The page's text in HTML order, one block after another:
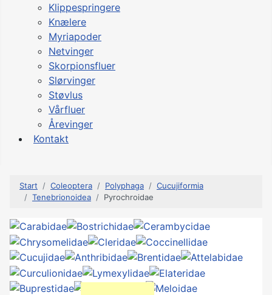
Klippespringere
Knælere
Myriapoder
Netvinger
Skorpionsfluer
Slørvinger
Støvlus
Vårfluer
Årevinger
Kontakt
Start Coleoptera Polyphaga
Cucujiformia
Tenebrionoidea
Pyrochroidae